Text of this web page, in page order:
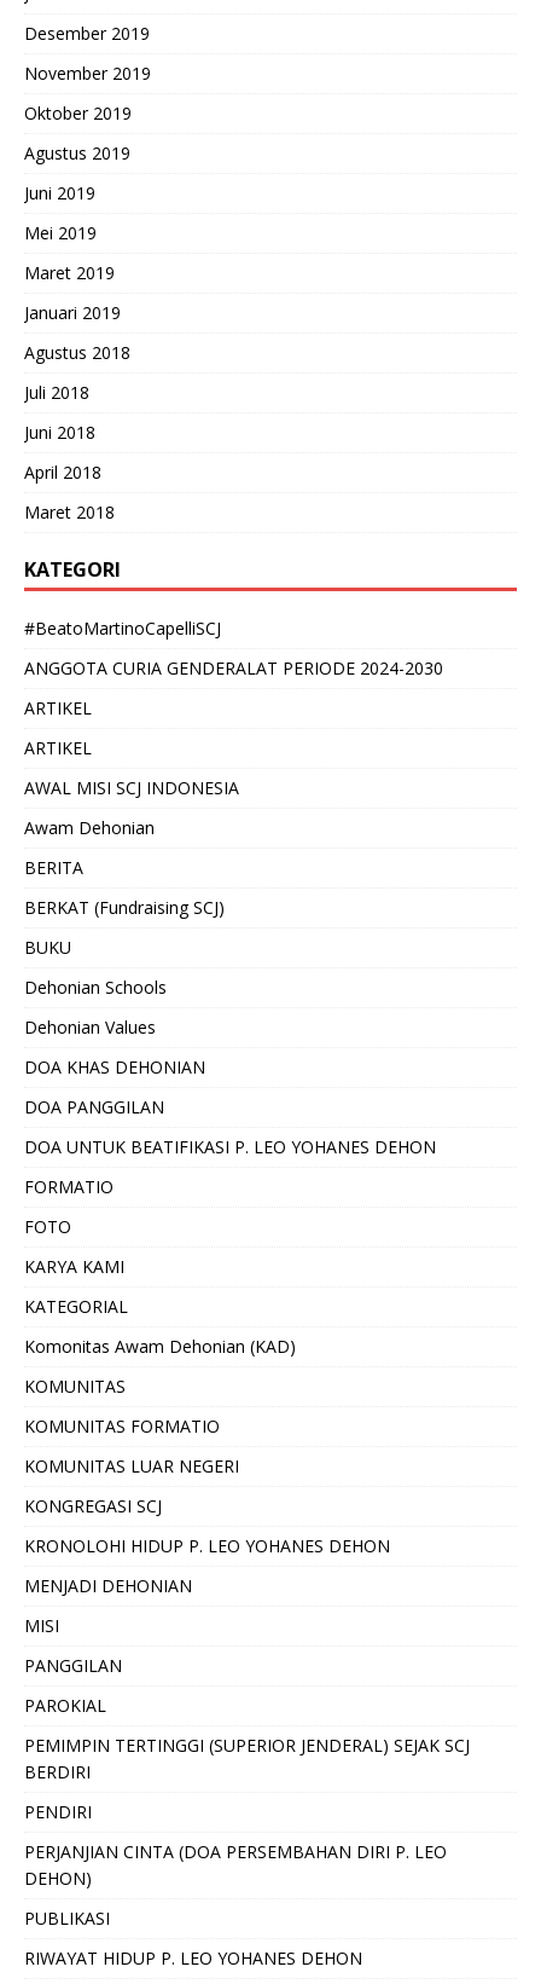
Desember 2019
November 2019
Oktober 2019
Agustus 2019
Juni 2019
Mei 2019
Maret 2019
Januari 2019
Agustus 2018
Juli 2018
Juni 2018
April 2018
Maret 2018
KATEGORI
#BeatoMartinoCapelliSCJ
ANGGOTA CURIA GENDERALAT PERIODE 2024-2030
ARTIKEL
ARTIKEL
AWAL MISI SCJ INDONESIA
Awam Dehonian
BERITA
BERKAT (Fundraising SCJ)
BUKU
Dehonian Schools
Dehonian Values
DOA KHAS DEHONIAN
DOA PANGGILAN
DOA UNTUK BEATIFIKASI P. LEO YOHANES DEHON
FORMATIO
FOTO
KARYA KAMI
KATEGORIAL
Komonitas Awam Dehonian (KAD)
KOMUNITAS
KOMUNITAS FORMATIO
KOMUNITAS LUAR NEGERI
KONGREGASI SCJ
KRONOLOHI HIDUP P. LEO YOHANES DEHON
MENJADI DEHONIAN
MISI
PANGGILAN
PAROKIAL
PEMIMPIN TERTINGGI (SUPERIOR JENDERAL) SEJAK SCJ
BERDIRI
PENDIRI
PERJANJIAN CINTA (DOA PERSEMBAHAN DIRI P. LEO
DEHON)
PUBLIKASI
RIWAYAT HIDUP P. LEO YOHANES DEHON